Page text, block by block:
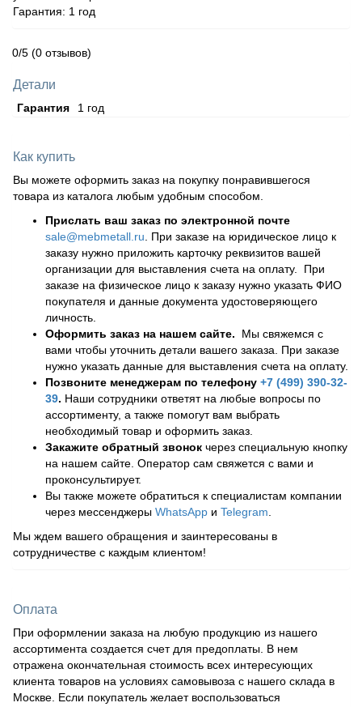
Гарантия: 1 год
0/5 (0 отзывов)
Детали
Гарантия 1 год
Как купить
Вы можете оформить заказ на покупку понравившегося
товара из каталога любым удобным способом.
Прислать ваш заказ по электронной почте
sale@mebmetall.ru . При заказе на юридическое лицо к
заказу нужно приложить карточку реквизитов вашей
организации для выставления счета на оплату. При
заказе на физическое лицо к заказу нужно указать ФИО
покупателя и данные документа удостоверяющего
личность.
Оформить заказ на нашем сайте. Мы свяжемся с
вами чтобы уточнить детали вашего заказа. При заказе
нужно указать данные для выставления счета на оплату.
Позвоните менеджерам по телефону +7 (499) 390-32-
39. Наши сотрудники ответят на любые вопросы по
ассортименту, а также помогут вам выбрать
необходимый товар и оформить заказ.
Закажите обратный звонок через специальную кнопку
на нашем сайте. Оператор сам свяжется с вами и
проконсультирует.
Вы также можете обратиться к специалистам компании
через мессенджеры WhatsApp и Telegram
Мы ждем вашего обращения и заинтересованы в
сотрудничестве с каждым клиентом!
Оплата
При оформлении заказа на любую продукцию из нашего
ассортимента создается счет для предоплаты. В нем
отражена окончательная стоимость всех интересующих
клиента товаров на условиях самовывоза с нашего склада в
Москве. Если покупатель желает воспользоваться